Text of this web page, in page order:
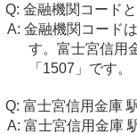
金融機関コード
金融機関コード
す。富士宮信用
「1507」です。
富士宮信用金庫
富士宮信用金庫